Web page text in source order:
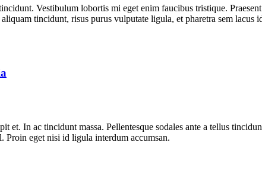
Vestibulum lobortis mi eget enim faucibus tristique.
tincidunt, risus purus vulputate ligula, et pharetra sem
et. In ac tincidunt massa. Pellentesque sodales ante a tellus
Proin eget nisi id ligula interdum accumsan.